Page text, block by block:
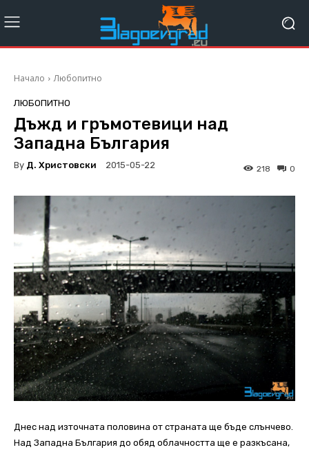
Начало Любопитно
ЛЮБОПИТНО
Дъжд и гръмотевици над
Западна България
By Д. Христовски 2015-05-22 0
218
Днес над източната половина от страната ще бъде слънчево.
Над Западна България до обяд облачността ще е разкъсана,